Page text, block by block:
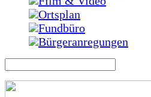
Ortsplan
Fundbüro
Bürgeranregungen